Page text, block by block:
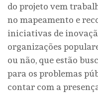
do projeto vem
no mapeamento e
iniciativas de
organizações
ou não, que estão
para os problemas
contar com a